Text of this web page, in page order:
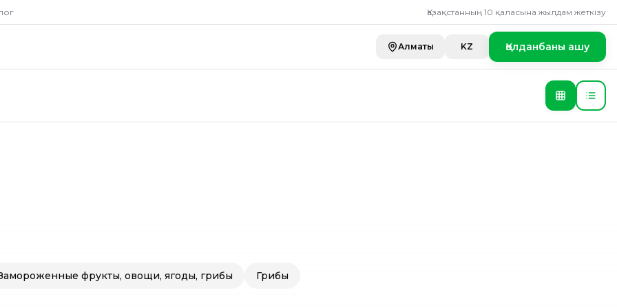
Қазақстанның 10 қаласына жылдам жеткізу
Алматы KZ Қолданбаны ашу
фрукты, овощи, ягоды, грибы Грибы
Овощи и фрукты